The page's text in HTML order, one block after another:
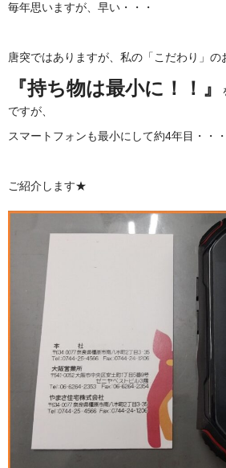
毎年思いますが、早い・・・
唐突ではありますが、私の「こだわり」の
『持ち物は最小に！！』
ですが、
スマートフォンも最小にして約4年目・・・
ご紹介します★